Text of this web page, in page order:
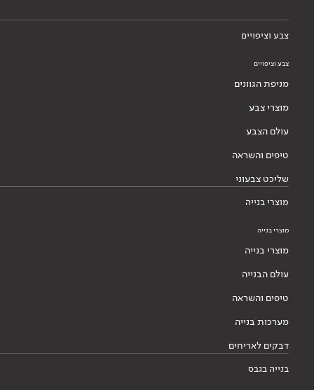
צבע וציפויים
צבע וציפויים
מניפת הגוונים
מוצרי צבע
עולם הצבע
טיפים והשראה
שליכט צבעוני
מוצרי בנייה
מוצרי בנייה
מוצרי בנייה
עולם הבנייה
טיפים והשראה
מערכות בנייה
דבקים לאריחים
בנייה בגבס